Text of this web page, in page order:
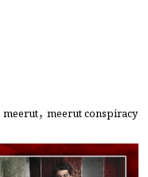
meerut, meerut conspiracy